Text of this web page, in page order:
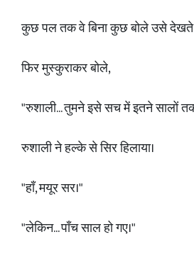
कुछ पल तक वे बिना कुछ बोले उसे देखते
फिर मुस्कुराकर बोले,
"रुशाली... तुमने इसे सच में इतने सालों
रुशाली ने हल्के से सिर हिलाया।
"हाँ, मयूर सर।"
"लेकिन... पाँच साल हो गए।"